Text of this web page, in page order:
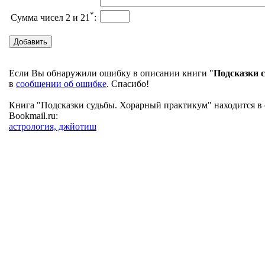
Сумма чисел 2 и 21*:
Если Вы обнаружили ошибку в описании книги "Подсказки
в сообщении об ошибке. Спасибо!
Книга "Подсказки судьбы. Хорарный практикум" находится в
Bookmail.ru:
астрология, джйотиш